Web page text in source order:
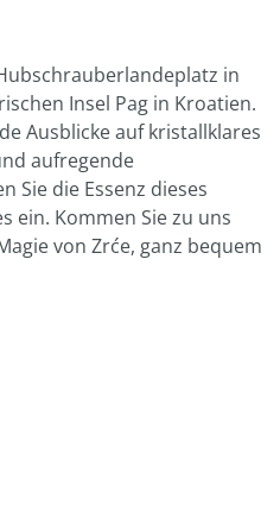
in
Insel Pag in Kroatien.
Ausblicke auf kristallklares
aufregende
Sie die Essenz dieses
ein. Kommen Sie zu uns
von Zrće, ganz bequem